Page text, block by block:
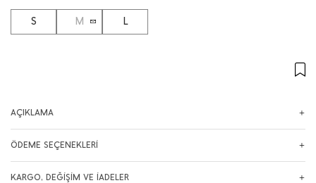
S M L
AÇIKLAMA
ÖDEME SEÇENEKLERİ
KARGO, DEĞİŞİM VE İADELER